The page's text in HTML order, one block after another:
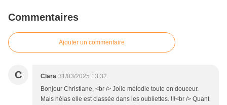
Commentaires
Ajouter un commentaire
C Clara 31/03/2025 13:32
Bonjour Christiane, <br /> Jolie mélodie toute en douceur.
Mais hélas elle est classée dans les oubliettes. !!!<br /> Quant